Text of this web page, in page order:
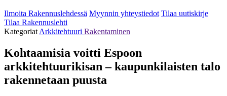
Ilmoita Rakennuslehdessä Myynnin yhteystiedot Tilaa uutiskirje
Tilaa Rakennuslehti
Kategoriat Arkkitehtuuri Rakentaminen
Kohtaamisia voitti Espoon
arkkitehtuurikisan – kaupunkilaisten talo
rakennetaan puusta